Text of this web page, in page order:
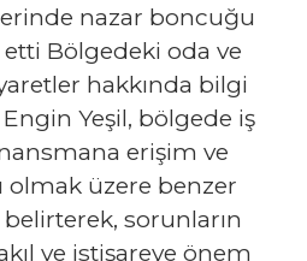
nazar boncuğu
Bölgedeki oda ve
hakkında bilgi
Yeşil, bölgede iş
erişim ve
olmak üzere benzer
belirterek, sorunların
ve istişareye önem